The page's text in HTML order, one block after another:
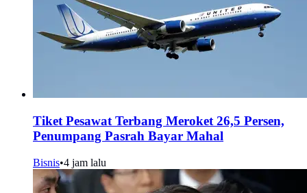
Tiket Pesawat Terbang Meroket 26,5 Persen,
Penumpang Pasrah Bayar Mahal
Bisnis•4 jam lalu